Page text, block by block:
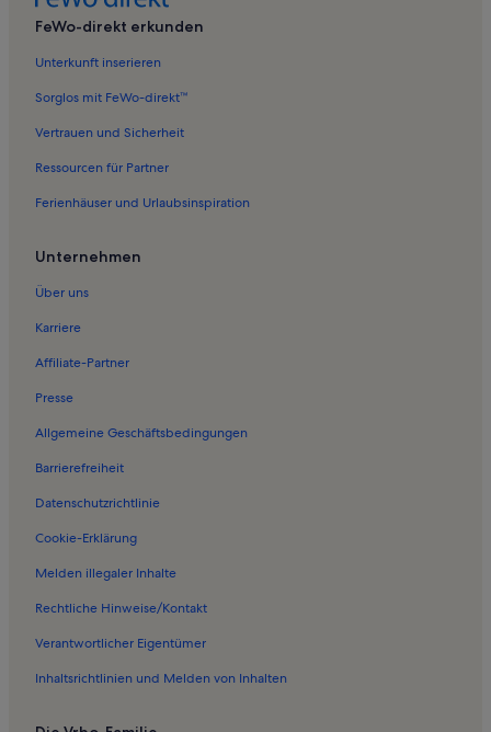
Ferienwohnungen in Roggendorf
Ferienunterkünfte nahe Gadebusch Station
Ferienwohnungen in Dragun
Ferienwohnungen in Gottmannsförde
Ferienwohnungen in Kneese Dorf
Ferienwohnungen in Rögnitz
Ferienwohnungen in Schildetal
Ferienwohnungen in Krembz
Ferienwohnungen in Dümmer See
Ferienwohnungen in Lützow
Ferienwohnungen in Mecklenburg-Vorpommern
Ferienwohnungen in Stadtkirche Gadebusch
Ferienunterkünfte nahe Groß Brütz Station
Ferienwohnungen in Biosphärenreservat Schaalsee
FeWo-direkt erkunden
Unterkunft inserieren
Sorglos mit FeWo-direkt™
Vertrauen und Sicherheit
Ressourcen für Partner
Ferienhäuser und Urlaubsinspiration
Unternehmen
Über uns
Karriere
Affiliate-Partner
Presse
Allgemeine Geschäftsbedingungen
Barrierefreiheit
Datenschutzrichtlinie
Cookie-Erklärung
Melden illegaler Inhalte
Rechtliche Hinweise/Kontakt
Verantwortlicher Eigentümer
Inhaltsrichtlinien und Melden von Inhalten